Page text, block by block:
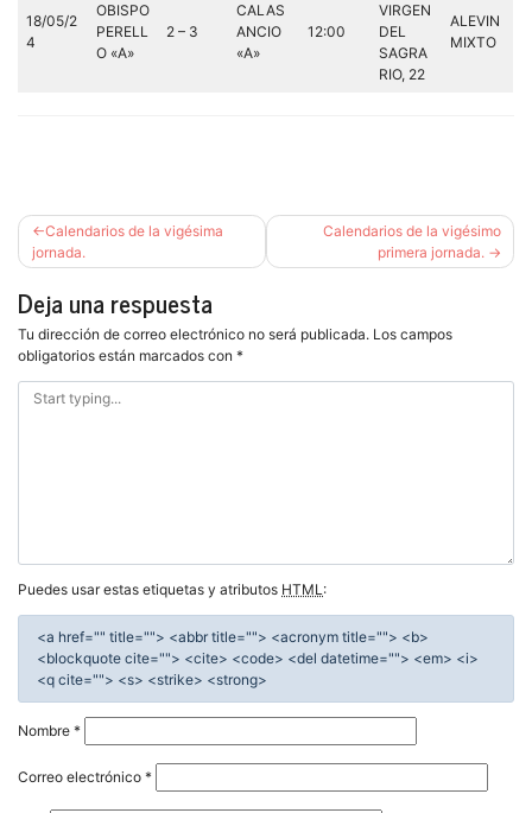
18/05/2
4
OBISPO
PERELL
O «A»
2 – 3
CALAS
ANCIO
«A»
12:00
VIRGEN
DEL
SAGRA
RIO, 22
ALEVIN
MIXTO
Navegación
de
entradas
Calendarios de la vigésima
jornada.
Calendarios de la vigésimo
primera jornada.
Deja una respuesta
Tu dirección de correo electrónico no será publicada. Los campos
obligatorios están marcados con *
Puedes usar estas etiquetas y atributos HTML:
<a href="" title=""> <abbr title=""> <acronym title=""> <b>
<blockquote cite=""> <cite> <code> <del datetime=""> <em> <i>
<q cite=""> <s> <strike> <strong>
Nombre *
Correo electrónico *